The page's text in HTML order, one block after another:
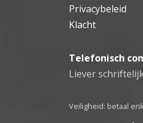
Privacybeleid
Klacht
Telefonisch
Liever
Veiligheid: betaal